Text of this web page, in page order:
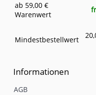
ab 59,00 €
Warenwert
Mindestbestellwert
Informationen
AGB